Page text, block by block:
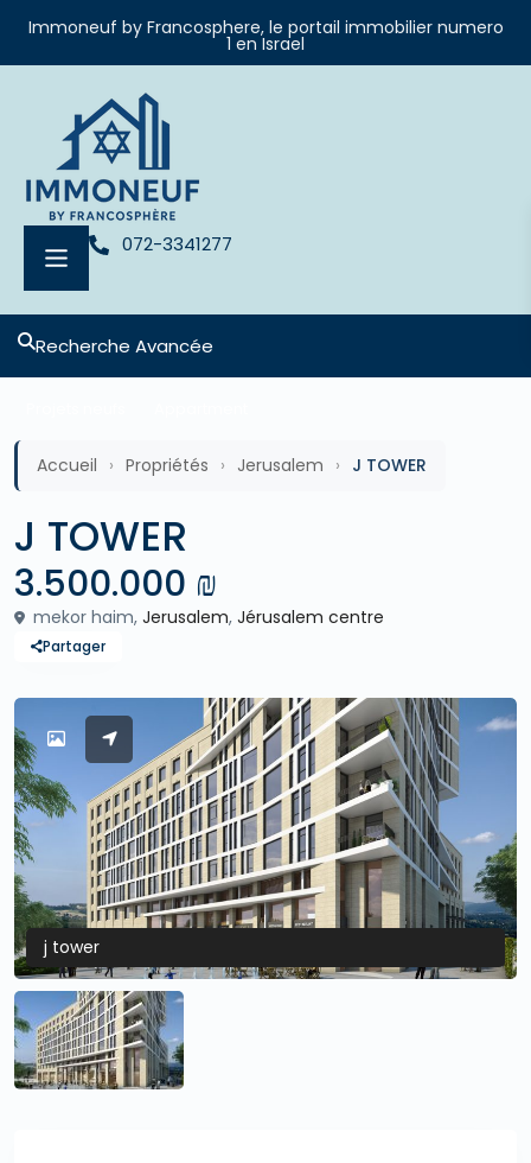
Immoneuf by Francosphere, le portail immobilier numero
1 en Israel
072-3341277
Recherche Avancée
Accueil › Propriétés › Jerusalem › J TOWER
J TOWER
3.500.000 ₪
mekor haim, Jerusalem, Jérusalem centre
Partager
j tower